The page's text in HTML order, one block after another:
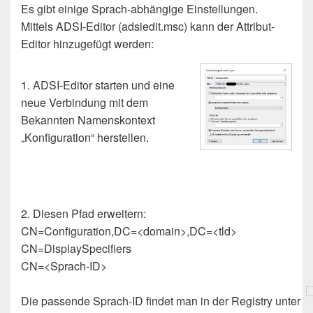
Es gibt einige Sprach-abhängige Einstellungen.
Mittels ADSI-Editor (adsiedit.msc) kann der Attribut-
Editor hinzugefügt werden:
1. ADSI-Editor starten und eine
neue Verbindung mit dem
Bekannten Namenskontext
„Konfiguration“ herstellen.
2. Diesen Pfad erweitern:
CN=Configuration,DC=<domain>,DC=<tld>
CN=DisplaySpecifiers
CN=<Sprach-ID>
Die passende Sprach-ID findet man in der Registry unter